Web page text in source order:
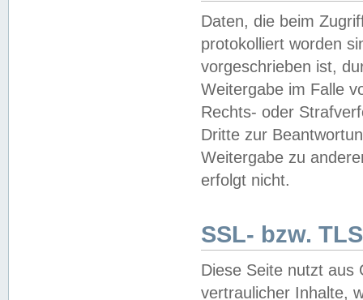
Daten, die beim
protokolliert worden
vorgeschrieben ist,
Weitergabe im Falle
Rechts- oder
Dritte zur
Weitergabe zu
erfolgt nicht.
SSL- bzw.
Diese Seite nutzt aus
vertraulicher Inhalte,